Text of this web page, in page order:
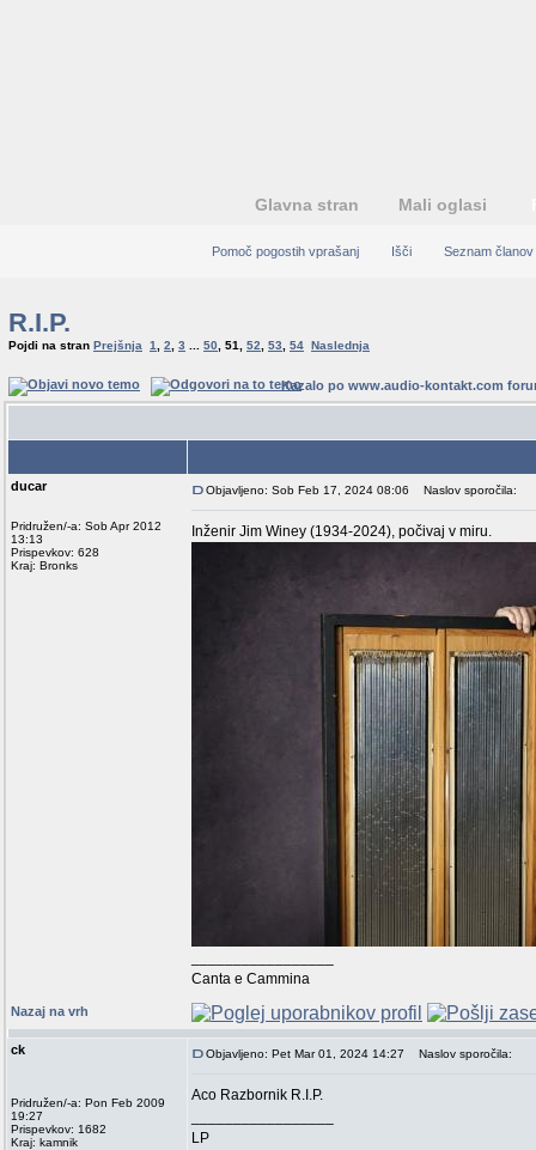
Glavna stran Mali oglasi
Pomoč pogostih vprašanj Išči Seznam članov
R.I.P.
Pojdi na stran Prejšnja 1 2 3 50 51 52 53 54 Naslednja
Kazalo po www.audio-kontakt.com
ducar
Pridružen/-a: Sob Apr 2012
13:13
Prispevkov: 628
Kraj: Bronks
Objavljeno: Sob Feb 17, 2024 08:06 Naslov sporočila:
Inženir Jim Winey (1934-2024), počivaj v miru.
Canta e Cammina
Nazaj na vrh
ck
Pridružen/-a: Pon Feb 2009
19:27
Prispevkov: 1682
Kraj: kamnik
Objavljeno: Pet Mar 01, 2024 14:27 Naslov sporočila:
Aco Razbornik R.I.P.
LP